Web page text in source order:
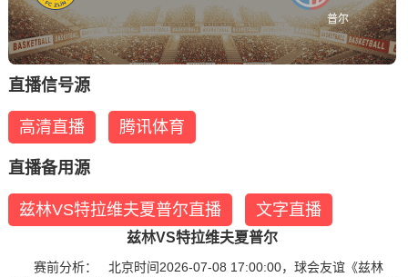
普尔
直播信号源
高清直播 腾讯体育
直播备用源
兹林VS特拉维夫夏普尔直播 文字直播
兹林VS特拉维夫夏普尔
赛前分析： 北京时间2026-07-08 17:00:00，球会友谊《兹林